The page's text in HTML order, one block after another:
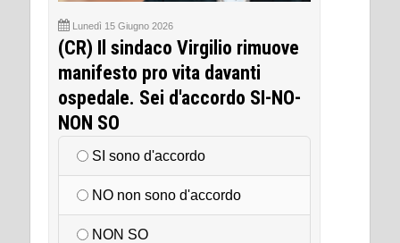
Lunedì 15 Giugno 2026
(CR) Il sindaco Virgilio rimuove
manifesto pro vita davanti
ospedale. Sei d'accordo SI-NO-
NON SO
SI sono d'accordo
NO non sono d'accordo
NON SO